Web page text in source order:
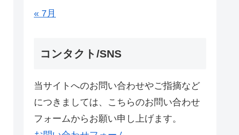
« 7月
コンタクト/SNS
当サイトへのお問い合わせやご指摘など
につきましては、こちらのお問い合わせ
フォームからお願い申し上げます。